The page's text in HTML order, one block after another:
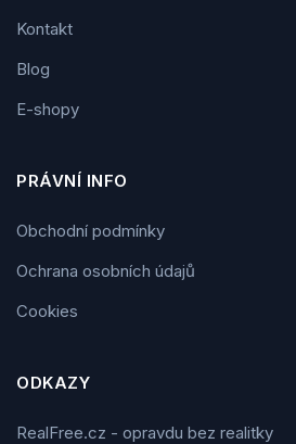
Kontakt
Blog
E-shopy
PRÁVNÍ INFO
Obchodní podmínky
Ochrana osobních údajů
Cookies
ODKAZY
RealFree.cz - opravdu bez realitky